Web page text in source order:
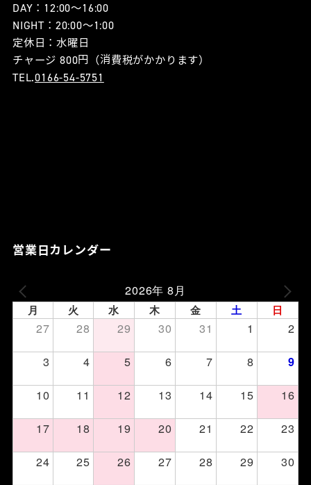
DAY：12:00〜16:00
NIGHT：20:00〜1:00
定休日：水曜日
チャージ 800円（消費税がかかります）
TEL.0166-54-5751
営業日カレンダー
2026年 8月
月 火 水 木 金 土 日
27 28 29 30 31 1
2
3
4 5 6 7 8 9
10 11 12 13 14 15
16
17
18 19 20 21 22
23
24
25 26 27 28 29
30